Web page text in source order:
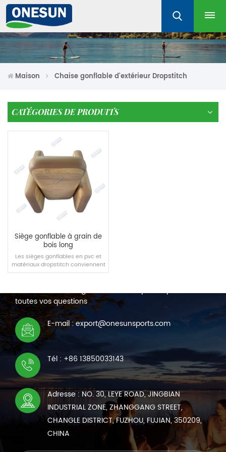
Maison Chaise gonflable d'extérieur Dropstitch
CATÉGORIES DE PRODUITS
Siège gonflable à grain de
bois long
Les sièges gonflables en pvc et
matériaux dropstitch conviennent
aux piscines, maisons et autres
LIRE LA SUITE
NOUS CONTACTER
Nous sommes en ligne 7*24 heures pour répondre à
toutes vos questions
E-mail : export@onesunsports.com
Tél : +86 13850033143
Adresse : NO. 30, LEYE ROAD, JINGBIAN
INDUSTRIAL ZONE, ZHANGGANG STREET,
CHANGLE DISTRICT, FUZHOU, FUJIAN, 350209,
CHINA